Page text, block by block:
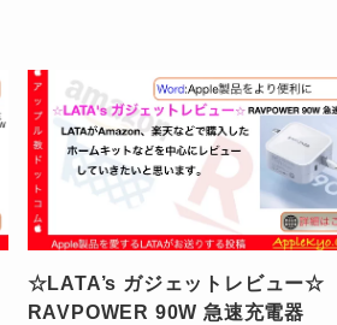
☆LATA’s ガジェットレビュー☆
RAVPOWER 90W 急速充電器